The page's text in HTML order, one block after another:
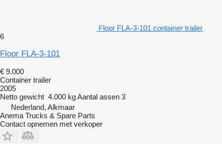
Floor FLA-3-101 container trailer
6
Floor FLA-3-101
€ 9.000
Container trailer
2005
Netto gewicht 4.000 kgAantal assen 3
Nederland, Alkmaar
Anema Trucks & Spare Parts
Contact opnemen met verkoper